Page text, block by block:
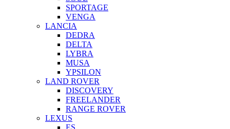
SPORTAGE
VENGA
LANCIA
DEDRA
DELTA
LYBRA
MUSA
YPSILON
LAND ROVER
DISCOVERY
FREELANDER
RANGE ROVER
LEXUS
ES